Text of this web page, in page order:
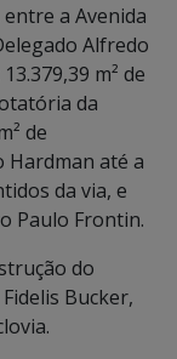
a Avenida
Alfredo
m² de
da
de
Hardman até a
da via, e
Paulo Frontin.
do
Bucker,